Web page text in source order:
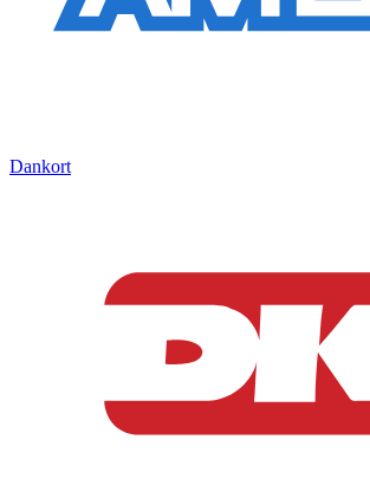
Dankort